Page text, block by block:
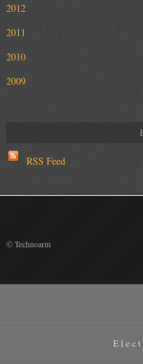
2012
2011
2010
2009
RSS Feed
© Technoarm